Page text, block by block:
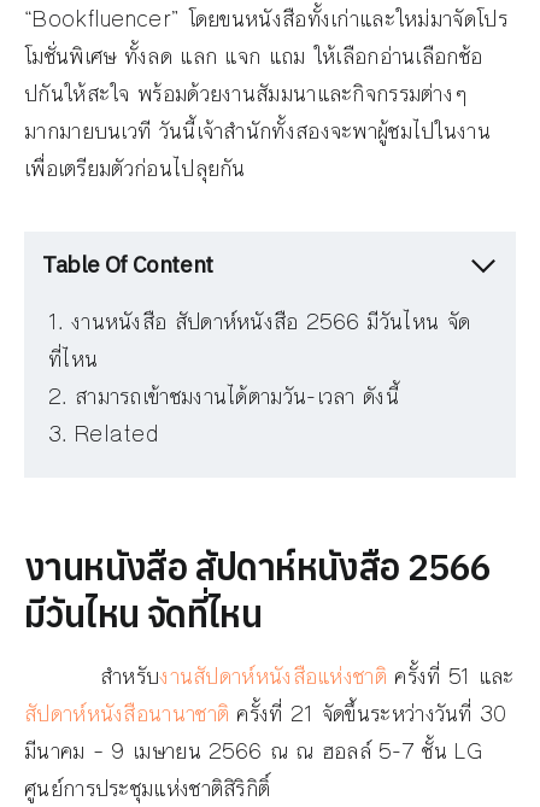
“Bookfluencer” โดยขนหนังสือทั้งเก่าและใหม่มาจัดโปร
โมชั่นพิเศษ ทั้งลด แลก แจก แถม ให้เลือกอ่านเลือกช้อ
ปกันให้สะใจ พร้อมด้วยงานสัมมนาและกิจกรรมต่างๆ
มากมายบนเวที วันนี้เจ้าสำนักทั้งสองจะพาผู้ชมไปในงาน
เพื่อเตรียมตัวก่อนไปลุยกัน
Table Of Content
งานหนังสือ สัปดาห์หนังสือ 2566 มีวันไหน จัด
ที่ไหน
สามารถเข้าชมงานได้ตามวัน-เวลา ดังนี้
Related
งานหนังสือ สัปดาห์หนังสือ 2566
มีวันไหน จัดที่ไหน
สำหรับงานสัปดาห์หนังสือแห่งชาติ ครั้งที่ 51 และ
สัปดาห์หนังสือนานาชาติ ครั้งที่ 21 จัดขึ้นระหว่างวันที่ 30
มีนาคม – 9 เมษายน 2566 ณ ณ ฮอลล์ 5-7 ชั้น LG
ศูนย์การประชุมแห่งชาติสิริกิติ์